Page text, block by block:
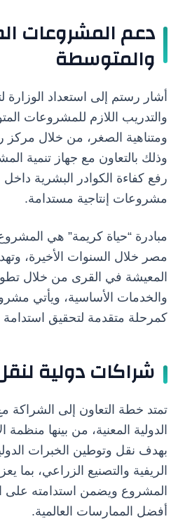
دعم المشروعات
والمتوسطة
أشار رستم إلى استعداد الوزارة
والتدريب اللازم للمشروعات
ومتناهية الصغر، من خلال مركز
وذلك بالتعاون مع جهاز تنمية
رفع كفاءة الكوادر البشرية داخل
مشروعات إنتاجية مستدامة.
مبادرة “حياة كريمة” هي
مصر خلال السنوات الأخيرة،
المعيشة في القرى من خلال تطوير
والخدمات الأساسية، ويأتي
كمرحلة متقدمة لتحقيق استدامة
شراكات دولية
تمتد خطة التعاون إلى الشراكة
الدولية المعنية، من بينها منظمة
بهدف نقل وتوطين الخبرات
الريفية والتصنيع الزراعي،
المشروع ويضمن استدامته على
أفضل الممارسات العالمية.